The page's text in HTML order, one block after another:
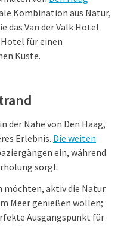
Kombination aus Natur,
das Van der Valk Hotel
Hotel für einen
Küste.
der Nähe von Den Haag,
Erlebnis. Die weiten
ein, während
sorgt.
möchten, aktiv die Natur
Meer genießen wollen;
Ausgangspunkt für